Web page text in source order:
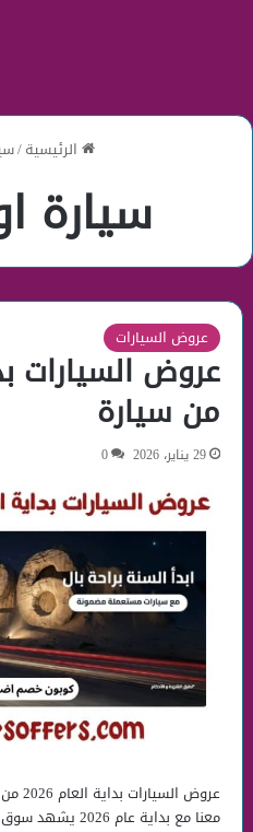
الرئيسية/
سيارة
عروض السيارات
من سيارة
29 يناير، 2026 0
عروض
معنا مع بداية عام 2026 يشهد سوق السيارات في المملكة…